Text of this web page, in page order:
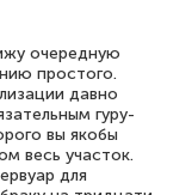
очередную
простого.
давно
гуру-
вы якобы
весь участок.
для